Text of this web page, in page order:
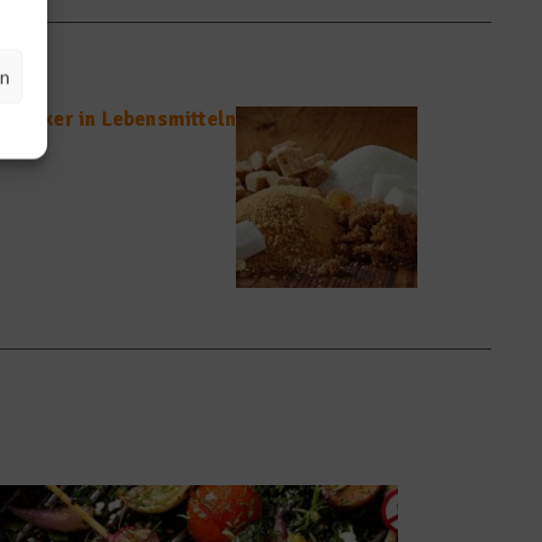
Zucker in Lebensmitteln